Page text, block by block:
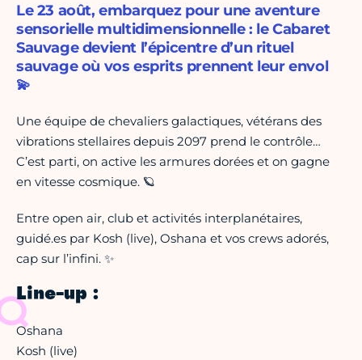
Le 23 août, embarquez pour une aventure
sensorielle multidimensionnelle : le Cabaret
Sauvage devient l’épicentre d’un rituel
sauvage où vos esprits prennent leur envol
💫
Une équipe de chevaliers galactiques, vétérans des
vibrations stellaires depuis 2097 prend le contrôle…
C’est parti, on active les armures dorées et on gagne
en vitesse cosmique. 🪐
Entre open air, club et activités interplanétaires,
guidé.es par Kosh (live), Oshana et vos crews adorés,
cap sur l’infini. ✨
Line-up :
Oshana
Kosh (live)